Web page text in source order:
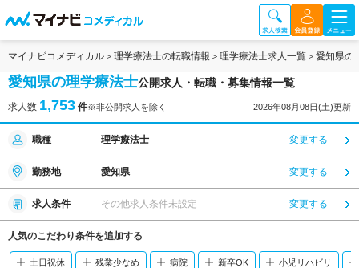
マイナビコメディカル 理学療法士の転職情報 理学療法士求人一覧 愛知県の
愛知県の理学療法士公開求人・転職・募集情報一覧
求人数 1,753 件※非公開求人を除く 2026年08月08日(土)更新
職種 理学療法士 変更する
勤務地 愛知県 変更する
求人条件 その他求人条件未設定 変更する
人気のこだわり条件を追加する
土日祝休 残業少なめ 病院 新卒OK 小児リハビリ